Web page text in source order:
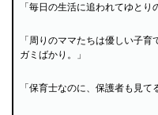
「毎日の生活に追われてゆとり
「周りのママたちは優しい子
ガミばかり。」
「保育士なのに、保護者も見て